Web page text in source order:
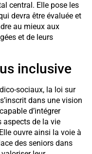
central. Elle pose les
devra être évaluée et
au mieux aux
et de leurs
inclusive
sociaux, la loi sur
dans une vision
d’intégrer
aspects de la vie
ouvre ainsi la voie à
des seniors dans